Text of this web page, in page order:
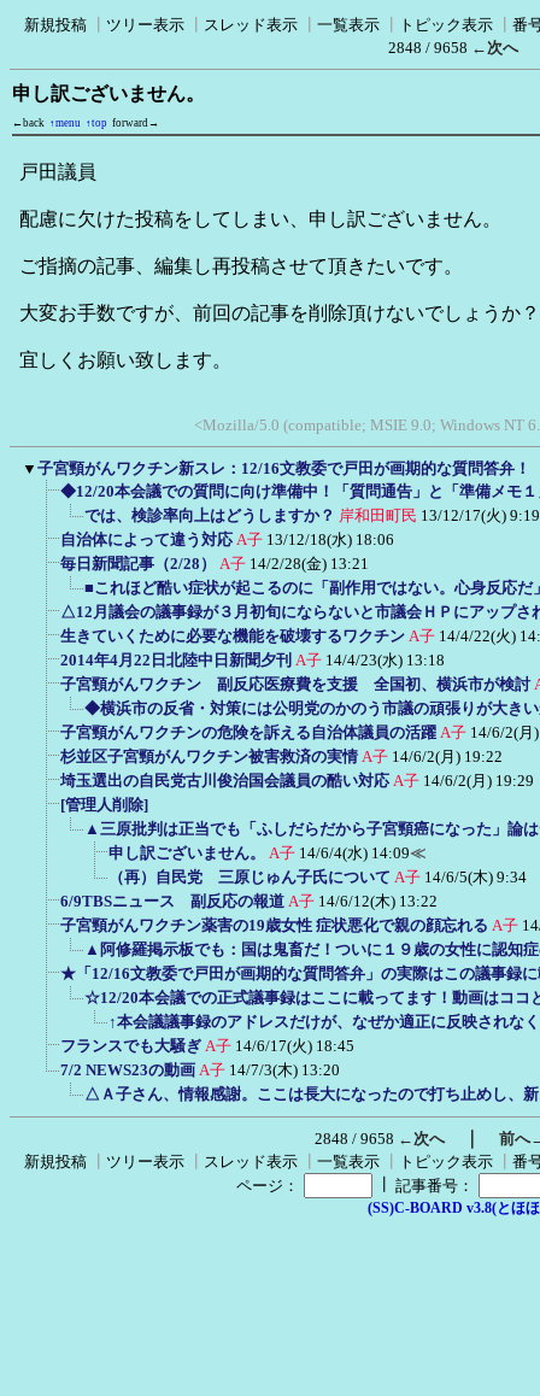
新規投稿 ツリー表示 スレッド表示 一覧表示 トピック表示
番
2848 / 9658 ←次へ
申し訳ございません。
←back ↑menu ↑top forward→
戸田議員
配慮に欠けた投稿をしてしまい、申し訳ございません。
ご指摘の記事、編集し再投稿させて頂きたいです。
大変お手数ですが、前回の記事を削除頂けないでしょうか？
宜しくお願い致します。
<Mozilla/5.0 (compatible; MSIE 9.0; Windows NT
▼ 子宮頸がんワクチン新スレ：12/16文教委で戸田が画期的な質問答弁！
◆12/20本会議での質問に向け準備中！「質問通告」と「準備メモ
では、検診率向上はどうしますか？ 岸和田町民 13/12/17(火) 9:19
自治体によって違う対応 A子 13/12/18(水) 18:06
毎日新聞記事（2/28）
A子 14/2/28(金) 13:21
■これほど酷い症状が起こるのに「副作用ではない。心身反応だ
△12月議会の議事録が３月初旬にならないと市議会ＨＰにアップさ
生きていくために必要な機能を破壊するワクチン A子 14/4/22(火)
2014年4月22日北陸中日新聞夕刊 A子 14/4/23(水) 13:18
子宮頸がんワクチン 副反応医療費を支援 全国初、横浜市が検討
◆横浜市の反省・対策には公明党のかのう市議の頑張りが大き
子宮頸がんワクチンの危険を訴える自治体議員の活躍 A子 14/6/2(月
杉並区子宮頸がんワクチン被害救済の実情 A子 14/6/2(月) 19:22
埼玉選出の自民党古川俊治国会議員の酷い対応 A子 14/6/2(月) 19:29
[管理人削除]
▲三原批判は正当でも「ふしだらだから子宮頸癌になった」論
申し訳ございません。
A子 14/6/4(水) 14:09≪
（再）自民党 三原じゅん子氏について A子 14/6/5(木) 9:34
6/9TBSニュース 副反応の報道 A子 14/6/12(木) 13:22
子宮頸がんワクチン薬害の19歳女性 症状悪化で親の顔忘れる A子
▲阿修羅掲示板でも：国は鬼畜だ！ついに１９歳の女性に認知
★「12/16文教委で戸田が画期的な質問答弁」の実際はこの議事録
☆12/20本会議での正式議事録はここに載ってます！動画はココ
↑本会議議事録のアドレスだけが、なぜか適正に反映されな
フランスでも大騒ぎ A子 14/6/17(火) 18:45
7/2 NEWS23の動画 A子 14/7/3(木) 13:20
△Ａ子さん、情報感謝。ここは長大になったので打ち止めし、
2848 / 9658 ←次へ｜ 前へ
新規投稿
ツリー表示 スレッド表示 一覧表示 トピック表示
番
ページ：
記事番号：
(SS)C-BOARD v3.8(とほ